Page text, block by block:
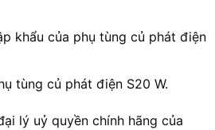
khẩu của phụ tùng củ phát điện
tùng củ phát điện S20 W.
lý uỷ quyền chính hãng của